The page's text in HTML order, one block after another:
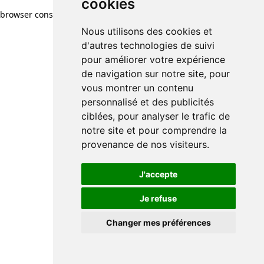
cookies
Nous utilisons des cookies et
d'autres technologies de suivi
pour améliorer votre expérience
de navigation sur notre site, pour
vous montrer un contenu
personnalisé et des publicités
ciblées, pour analyser le trafic de
notre site et pour comprendre la
provenance de nos visiteurs.
J'accepte
Je refuse
Changer mes préférences
browser console for more information)